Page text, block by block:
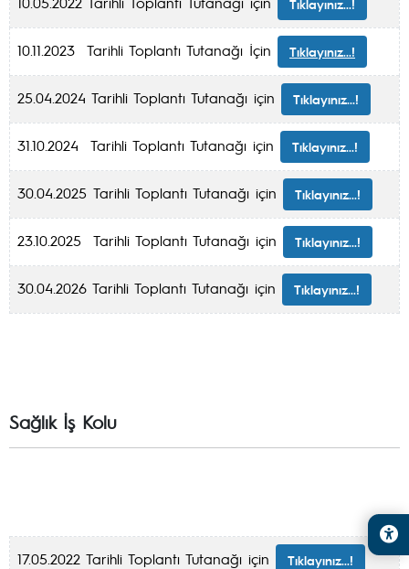
Tıklayınız...!
10.11.2023 Tarihli Toplantı Tutanağı İçin Tıklayınız...!
25.04.2024 Tarihli Toplantı Tutanağı için Tıklayınız...!
31.10.2024 Tarihli Toplantı Tutanağı için Tıklayınız...!
30.04.2025 Tarihli Toplantı Tutanağı için Tıklayınız...!
23.10.2025 Tarihli Toplantı Tutanağı için Tıklayınız...!
30.04.2026 Tarihli Toplantı Tutanağı için Tıklayınız...!
Sağlık İş Kolu
17.05.2022 Tarihli Toplantı Tutanağı için Tıklayınız...!